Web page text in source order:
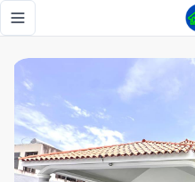
Toggle navigation menu
ALQUILER! Exclusiva Casa